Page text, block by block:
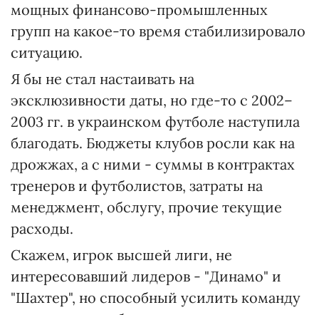
мощных финансово-промышленных
групп на какое-то время стабилизировало
ситуацию.
Я бы не стал настаивать на
эксклюзивности даты, но где-то с 2002–
2003 гг. в украинском футболе наступила
благодать. Бюджеты клубов росли как на
дрожжах, а с ними - суммы в контрактах
тренеров и футболистов, затраты на
менеджмент, обслугу, прочие текущие
расходы.
Скажем, игрок высшей лиги, не
интересовавший лидеров - "Динамо" и
"Шахтер", но способный усилить команду